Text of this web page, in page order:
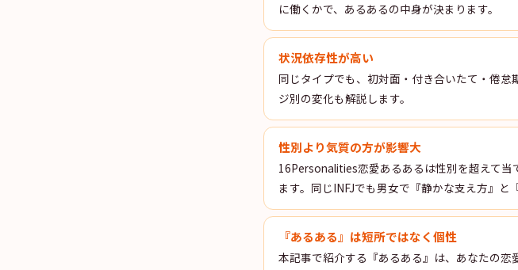
に働くかで、あるあるの中身が決まります。
状況依存性が高い
同じタイプでも、初対面・付き合いたて・倦
ジ別の変化も解説します。
性別より気質の方が影響大
16Personalities恋愛あるあるは性別を超えて
ます。同じINFJでも男女で『静かな支え方』と
『あるある』は短所ではなく個性
本記事で紹介する『あるある』は、あなたの